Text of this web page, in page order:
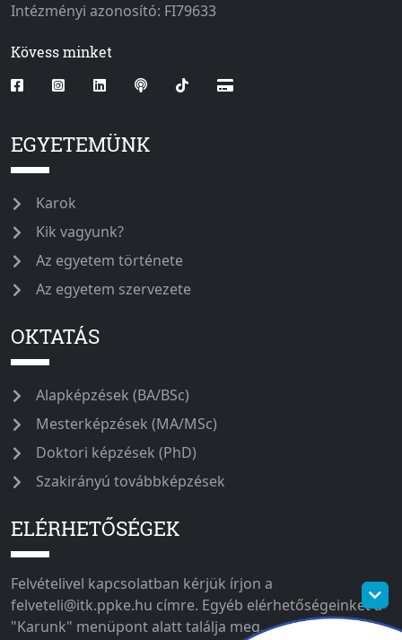
Intézményi azonosító: FI79633
Kövess minket
EGYETEMÜNK
Karok
Kik vagyunk?
Az egyetem története
Az egyetem szervezete
OKTATÁS
Alapképzések (BA/BSc)
Mesterképzések (MA/MSc)
Doktori képzések (PhD)
Szakirányú továbbképzések
ELÉRHETŐSÉGEK
Felvételivel kapcsolatban kérjük írjon a
felveteli@itk.ppke.hu címre. Egyéb elérhetőségeinket a
"Karunk" menüpont alatt találja meg.